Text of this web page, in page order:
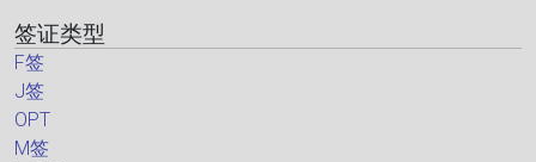
签证类型
F签
J签
OPT
M签